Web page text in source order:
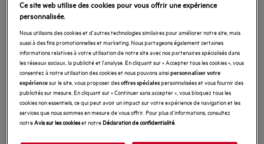
votre
e-
mail
Je souhaite bénéficier d'offres exclusives, d'avantages réservés aux
membres, ainsi que de conseils et d'inspiration de la part dugroupe
Electrolux, que ce soit pour choisir un produit ou pour tirer le meilleur
parti de celui que je possède déjà. Je souhaite recevoir ces informations
par le biais des canaux que j'ai sélectionnés, tels que l'e-mail, le mobile, le
courrier postal ou le téléphone.
J'accepte que mes données soient partagées avec les partenaires du
groupe Electrolux et tiers de confiance afin de recevoir des publicités
personnalisées lors de ma visite et sur d'autres sites web et réseaux
sociaux.
Ce site web utilise des cookies pour vous offrir une expérience
personnalisée.
Nous utilisons des cookies et d'autres technologies similaires pour améliorer notre site, mais
aussi à des fins promotionnelles et marketing. Nous partageons également certaines
informations relatives à votre utilisation de notre site avec nos partenaires spécialisés dans
les réseaux sociaux, la publicité et l'analyse. En cliquant sur « Accepter tous les cookies », vous
consentez à notre utilisation des cookies et nous pouvons ainsipersonnaliser votre
expériencesur le site, vous proposer desoffres spécialespersonnalisées et vous fournir des
publicités sur mesure. En cliquant sur « Continuer sans accepter », vous bloquez tous les
cookies non essentiels, ce qui peut avoir un impact sur votre expérience de navigation et les
services que nous sommes en mesure de vous offrir. Pour plus d'informations, consultez
notreAvis sur les cookieset notreDéclaration de confidentialité.